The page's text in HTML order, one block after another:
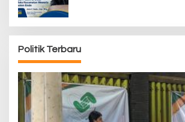
Politik Terbaru